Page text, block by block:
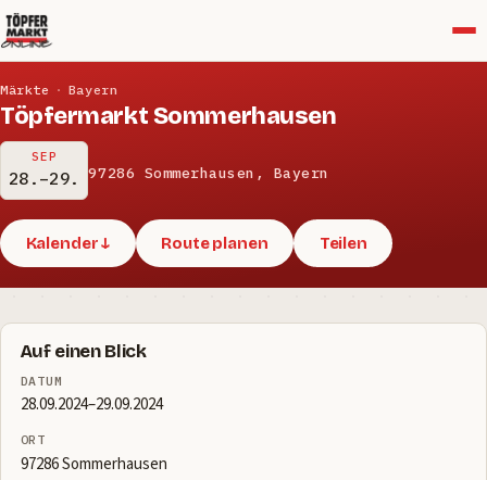
Märkte · Bayern
Töpfermarkt Sommerhausen
SEP
28.–29. 97286 Sommerhausen, Bayern
Kalender ↓ Route planen Teilen
Auf einen Blick
DATUM
28.09.2024–29.09.2024
ORT
97286 Sommerhausen